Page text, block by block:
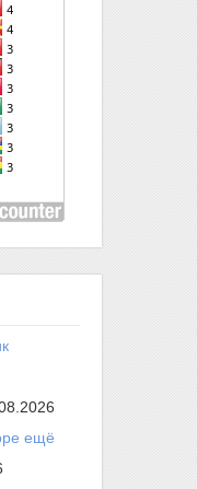
ещё